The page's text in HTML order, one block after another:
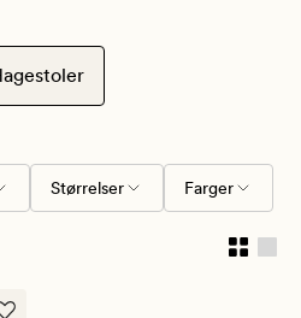
terrasse og hage.
Størrelser Farger